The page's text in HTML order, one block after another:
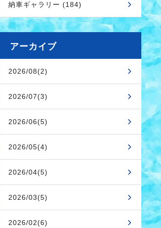
納車ギャラリー (184)
アーカイブ
2026/08(2)
2026/07(3)
2026/06(5)
2026/05(4)
2026/04(5)
2026/03(5)
2026/02(6)